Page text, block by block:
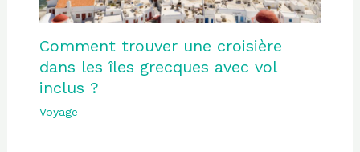
Comment trouver une croisière
dans les îles grecques avec vol
inclus ?
Voyage